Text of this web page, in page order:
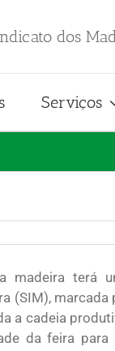
dos
Serviços
madeira terá
(SIM),
a cadeia
da feira